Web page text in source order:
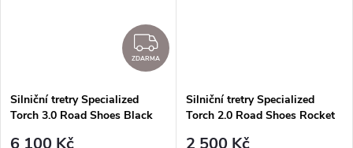
ZDARMA
ZDARMA
Silniční tretry Specialized
Torch 3.0 Road Shoes Black
6 100 Kč
Silniční tretry Specialized
Torch 2.0 Road Shoes Rocket
2 500 Kč